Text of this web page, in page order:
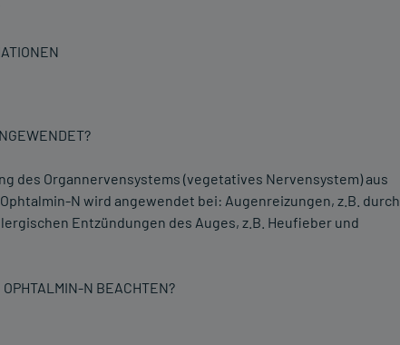
des Organnervensystems (vegetatives Nervensystem) aus
N wird angewendet bei: Augenreizungen, z.B. durch
Entzündungen des Auges, z.B. Heufieber und
OPHTALMIN-N BEACHTEN?